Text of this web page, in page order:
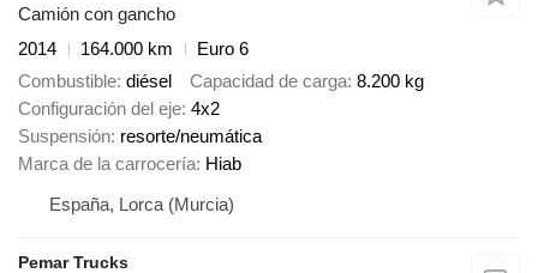
Camión con gancho
2014
164.000 km
Euro 6
Combustible diésel Capacidad de carga 8.200 kg
Configuración del eje 4x2
Suspensión resorte/neumática
Marca de la carrocería Hiab
España, Lorca (Murcia)
Pemar Trucks